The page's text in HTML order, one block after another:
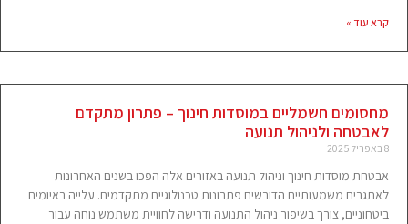
קרא עוד »
מחסומים חשמליים במוסדות חינוך – פתרון מתקדם
לאבטחה ולניהול תנועה
8 באפריל 2025
אבטחת מוסדות חינוך וניהול תנועה באזורים אלה הפכו בשנים האחרונות
לאתגרים משמעותיים הדורשים פתרונות טכנולוגיים מתקדמים. עלייה באיומים
ביטחוניים, צורך בשיפור ניהול התנועה ודרישה לחוויית משתמש נוחה עבור